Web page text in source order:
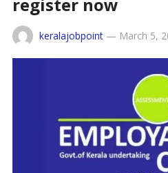
keralajobpoint— March 5,